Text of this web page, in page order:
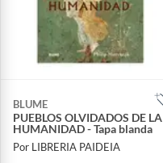
BLUME
PUEBLOS OLVIDADOS DE LA
HUMANIDAD - Tapa blanda
Por LIBRERIA PAIDEIA